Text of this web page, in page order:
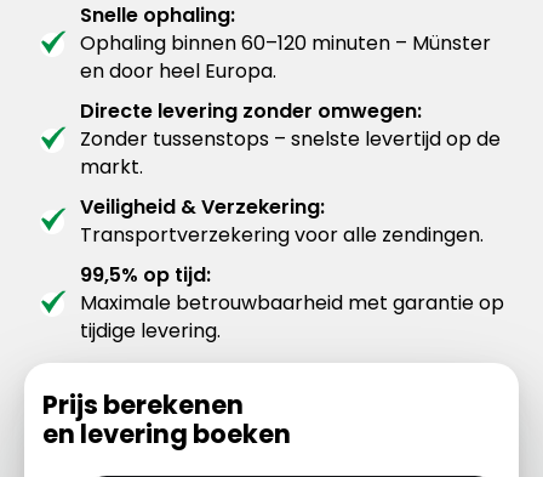
Snelle ophaling:
Ophaling binnen 60–120 minuten – Münster
en door heel Europa.
Directe levering zonder omwegen:
Zonder tussenstops – snelste levertijd op de
markt.
Veiligheid & Verzekering:
Transportverzekering voor alle zendingen.
99,5% op tijd:
Maximale betrouwbaarheid met garantie op
tijdige levering.
Prijs berekenen
en levering boeken